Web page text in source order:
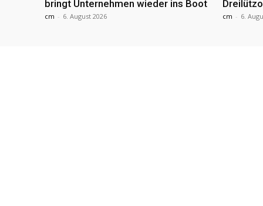
bringt Unternehmen wieder ins Boot
cm - 6. August 2026 cm - 6.